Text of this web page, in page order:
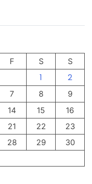
F S S
1
2
7 8
9
14 15
16
21 22
23
28 29
30